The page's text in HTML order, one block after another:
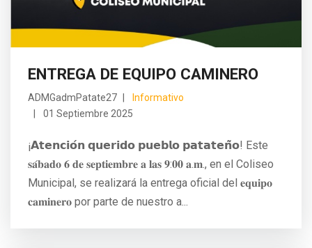
ENTREGA DE EQUIPO CAMINERO
ADMGadmPatate27
Informativo
01 Septiembre 2025
¡𝗔𝘁𝗲𝗻𝗰𝗶𝗼́𝗻 𝗾𝘂𝗲𝗿𝗶𝗱𝗼 𝗽𝘂𝗲𝗯𝗹𝗼 𝗽𝗮𝘁𝗮𝘁𝗲𝗻̃𝗼! Este
𝐬𝐚́𝐛𝐚𝐝𝐨 𝟔 𝐝𝐞 𝐬𝐞𝐩𝐭𝐢𝐞𝐦𝐛𝐫𝐞 𝐚 𝐥𝐚𝐬 𝟗:𝟎𝟎 𝐚.𝐦., en el Coliseo
Municipal, se realizará la entrega oficial del 𝐞𝐪𝐮𝐢𝐩𝐨
𝐜𝐚𝐦𝐢𝐧𝐞𝐫𝐨 por parte de nuestro a...